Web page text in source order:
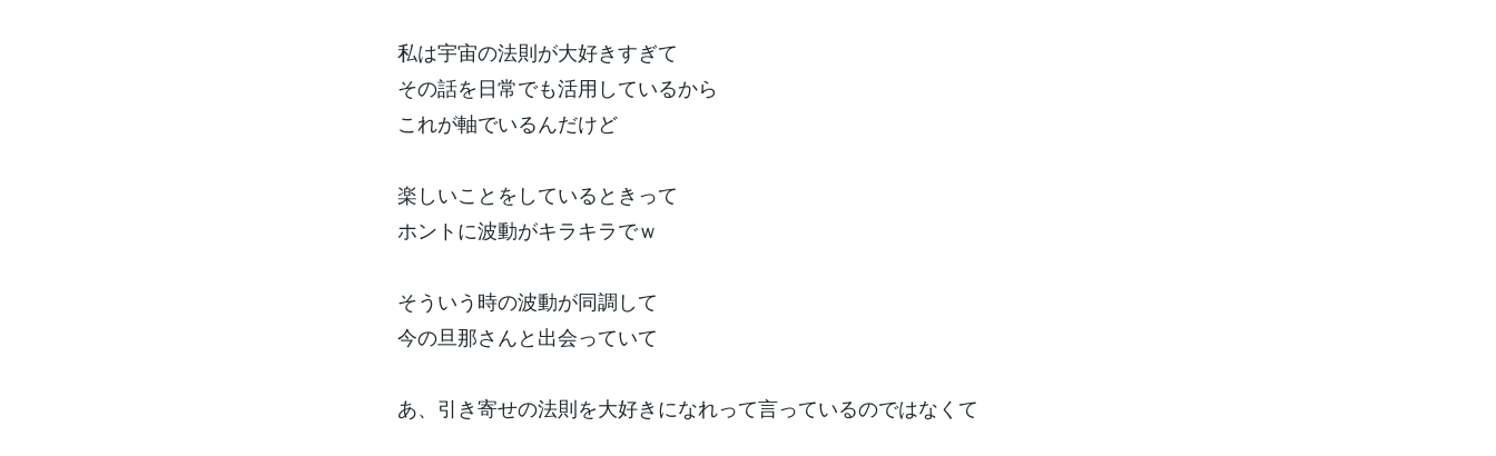
私は宇宙の法則が大好きすぎて
その話を日常でも活用しているから
これが軸でいるんだけど
楽しいことをしているときって
ホントに波動がキラキラでｗ
そういう時の波動が同調して
今の旦那さんと出会っていて
あ、引き寄せの法則を大好きになれって言っているのではなくて